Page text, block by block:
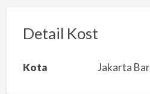
r
a
Detail Kost
Kota Jakarta